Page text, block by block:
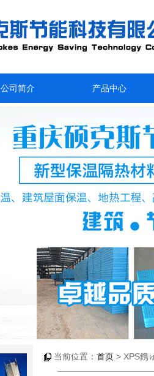
公司简介 产品中心
当前位置： 首页 > XPS鎸